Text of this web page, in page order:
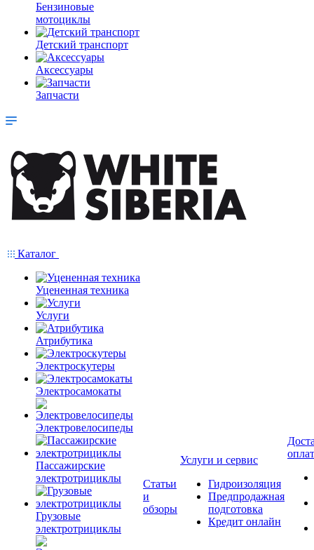
Бензиновые
мотоциклы
Детский транспорт
Аксессуары
Запчасти
Каталог
Уцененная техника
Услуги
Атрибутика
Электроскутеры
Электросамокаты
Электровелосипеды
Пассажирские
электротрициклы
Грузовые
электротрициклы
Статьи
и
обзоры
Услуги и сервис
Гидроизоляция
Предпродажная
подготовка
Кредит онлайн